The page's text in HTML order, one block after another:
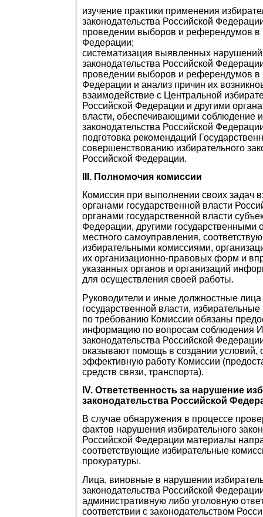
изучение практики применения
законодательства Российской
проведении выборов и референдумов в
Федерации;
систематизация выявленных нарушений
законодательства Российской
проведении выборов и референдумов в
Федерации и анализ причин их
взаимодействие с Центральной
Российской Федерации и другими
власти, обеспечивающими соблюдение
законодательства Российской
подготовка рекомендаций
совершенствованию избирательного
Российской Федерации.
III. Полномочия комиссии
Комиссия при выполнении своих задач
органами государственной власти
органами государственной власти
Федерации, другими государственными
местного самоуправления,
избирательными комиссиями,
их организационно-правовых форм и
указанных органов и организаций
для осуществления своей работы.
Руководители и иные должностные лица
государственной власти,
по требованию Комиссии обязаны
информацию по вопросам соблюдения
законодательства Российской
оказывают помощь в создании условий,
эффективную работу Комиссии
средств связи, транспорта).
IV. Ответственность за нарушение
законодательства Российской
В случае обнаружения в процессе
фактов нарушения избирательного
Российской Федерации материалы
соответствующие избирательные
прокуратуры.
Лица, виновные в нарушении
законодательства Российской
административную либо уголовную
соответствии с законодательством